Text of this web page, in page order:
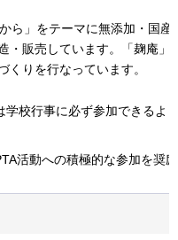
ら」をテーマに無添加・国産
・販売しています。「麹庵」
くりを行なっています。
校行事に必ず参加できるよ
活動への積極的な参加を奨